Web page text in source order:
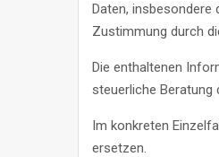
Daten, insbesondere
Zustimmung durch
Die enthaltenen
steuerliche Beratung
Im konkreten
ersetzen.